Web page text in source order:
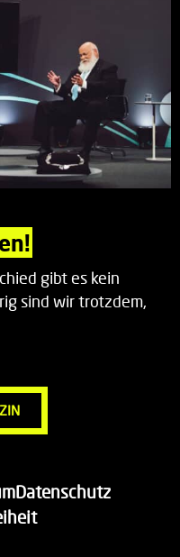
gibt es kein
sind wir trotzdem,
Datenschutz